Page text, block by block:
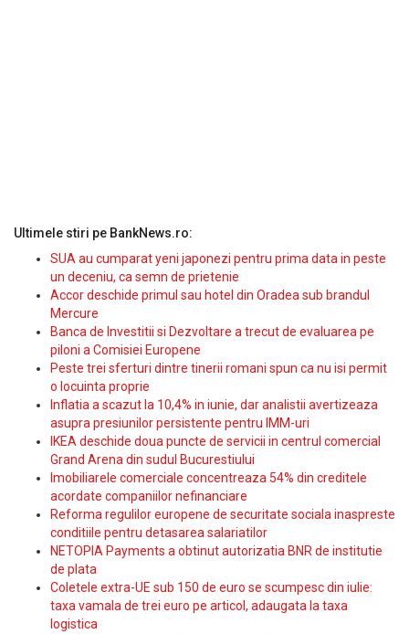
Ultimele stiri pe BankNews.ro:
SUA au cumparat yeni japonezi pentru prima data in peste
un deceniu, ca semn de prietenie
Accor deschide primul sau hotel din Oradea sub brandul
Mercure
Banca de Investitii si Dezvoltare a trecut de evaluarea pe
piloni a Comisiei Europene
Peste trei sferturi dintre tinerii romani spun ca nu isi permit
o locuinta proprie
Inflatia a scazut la 10,4% in iunie, dar analistii avertizeaza
asupra presiunilor persistente pentru IMM-uri
IKEA deschide doua puncte de servicii in centrul comercial
Grand Arena din sudul Bucurestiului
Imobiliarele comerciale concentreaza 54% din creditele
acordate companiilor nefinanciare
Reforma regulilor europene de securitate sociala inaspreste
conditiile pentru detasarea salariatilor
NETOPIA Payments a obtinut autorizatia BNR de institutie
de plata
Coletele extra-UE sub 150 de euro se scumpesc din iulie:
taxa vamala de trei euro pe articol, adaugata la taxa
logistica